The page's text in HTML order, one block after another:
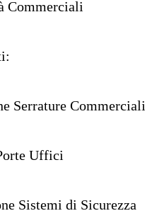
Commerciali
Serrature Commerciali
Uffici
Sistemi di Sicurezza